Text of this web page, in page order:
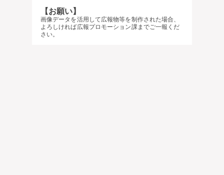
【お願い】
画像データを活用して広報物等を制作された場合、
よろしければ広報プロモーション課までご一報くだ
さい。